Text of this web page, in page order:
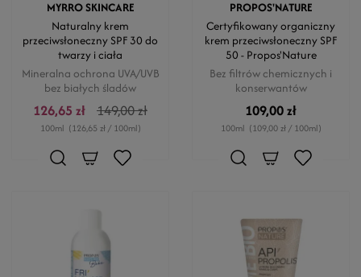
MYRRO SKINCARE
Naturalny krem
przeciwsłoneczny SPF 30 do
twarzy i ciała
Mineralna ochrona UVA/UVB
bez białych śladów
126,65 zł 149,00 zł
100ml (126,65 zł / 100ml)
PROPOS'NATURE
Certyfikowany organiczny
krem ​​przeciwsłoneczny SPF
50 - Propos'Nature
Bez filtrów chemicznych i
konserwantów
109,00 zł
100ml (109,00 zł / 100ml)